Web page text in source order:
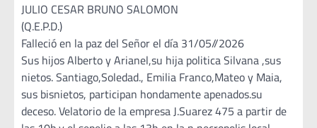
JULIO CESAR BRUNO SALOMON
(Q.E.P.D.)
Falleció en la paz del Señor el día 31/05//2026
Sus hijos Alberto y Arianel,su hija politica Silvana ,sus
nietos. Santiago,Soledad., Emilia Franco,Mateo y Maia,
sus bisnietos, participan hondamente apenados.su
deceso. Velatorio de la empresa J.Suarez 475 a partir de